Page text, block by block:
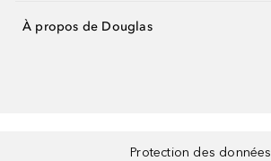
À propos de Douglas
Protection des données